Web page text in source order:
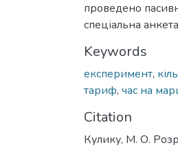
проведено
спеціальна
Keywords
експеримент,
тариф, час на
Citation
Кулику, М. О.